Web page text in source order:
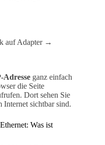
auf Adapter →
Adresse ganz einfach
die Seite
Dort sehen Sie
Internet sichtbar sind.
Was ist